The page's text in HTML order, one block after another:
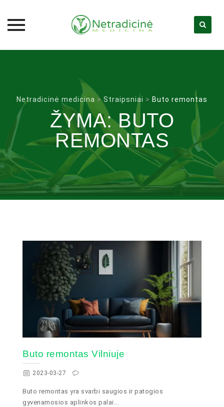
Netradicinė medicina >Straipsniai > Buto remontas
ŽYMA:BUTO
REMONTAS
Buto remontas Vilniuje
2023-03-27
Buto remontas yra svarbi saugios ir patogios
gyvenamosios aplinkos palai...